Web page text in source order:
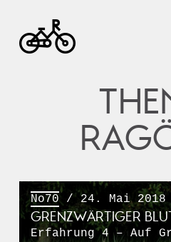
No70 / 24. Mai 2018
GRENZWÄRTIGER
Erfahrung 4 – Auf